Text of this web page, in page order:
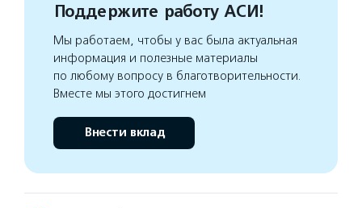
Поддержите работу АСИ!
Мы работаем, чтобы у вас была актуальная
информация и полезные материалы
по любому вопросу в благотворительности.
Вместе мы этого достигнем
Внести вклад